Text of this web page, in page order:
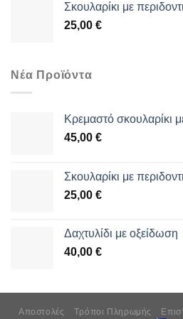
Σκουλαρίκι με
25,00 €
Νέα Προϊόντα
Κρεμαστό σκουλαρίκι
45,00 €
Σκουλαρίκι με
25,00 €
Δαχτυλίδι με οξείδωση
40,00 €
Αποστολές Τρόποι Πληρωμής